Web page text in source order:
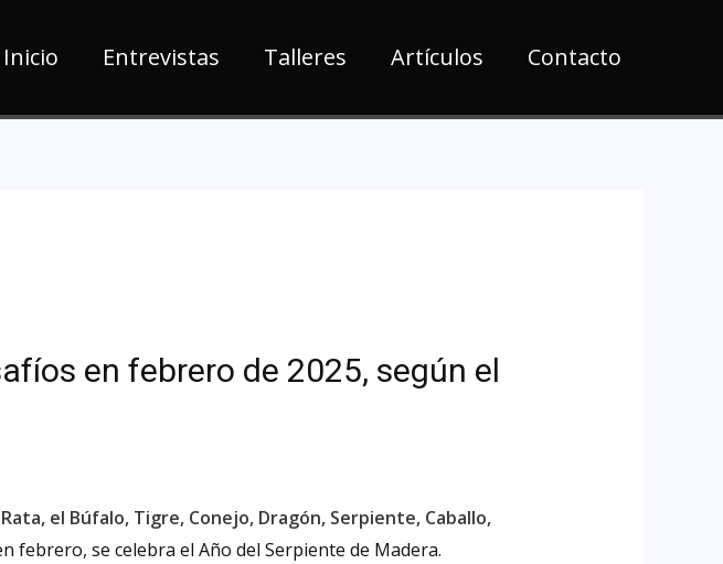
Inicio Entrevistas Talleres Artículos Contacto
en febrero de 2025, según el
el Búfalo, Tigre, Conejo, Dragón, Serpiente, Caballo,
febrero, se celebra el Año del Serpiente de Madera.